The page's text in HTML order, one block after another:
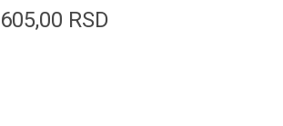
605,00 RSD